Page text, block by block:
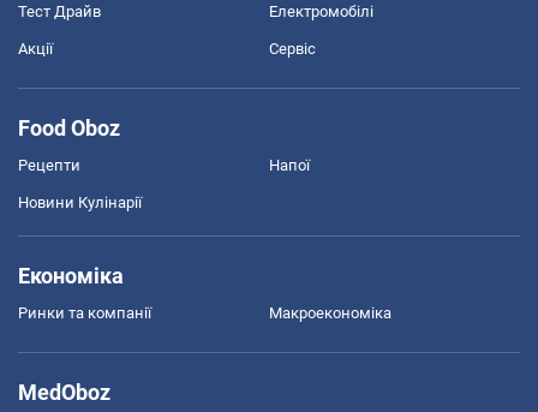
Тест Драйв Електромобілі
Акції Сервіс
Food Oboz
Рецепти Напої
Новини Кулінарії
Економіка
Ринки та компанії Макроекономіка
MedOboz